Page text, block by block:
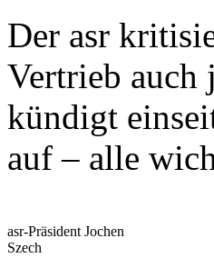
Der asr
Vertrieb auch
kündigt
auf – alle
asr-Präsident Jochen
Szech